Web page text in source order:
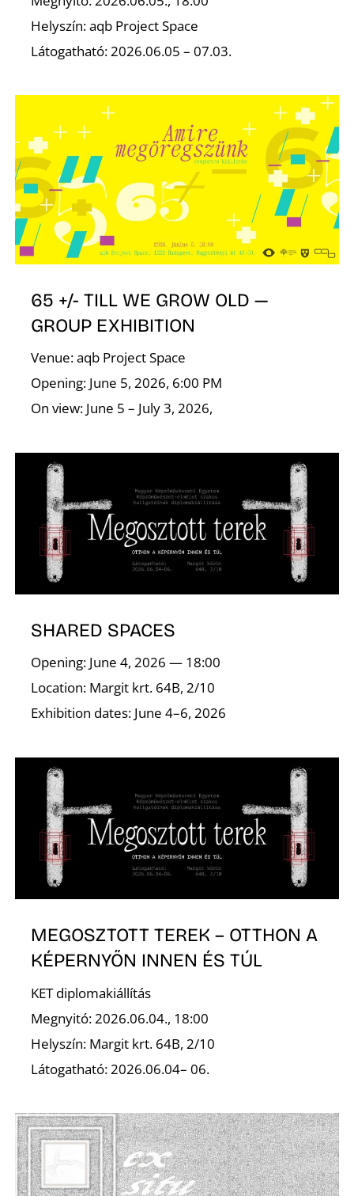
Helyszín: aqb Project Space
Látogatható: 2026.06.05 – 07.03.
65 +/- TILL WE GROW OLD —
GROUP EXHIBITION
Venue: aqb Project Space
Opening: June 5, 2026, 6:00 PM
On view: June 5 – July 3, 2026,
SHARED SPACES
Opening: June 4, 2026 — 18:00
Location: Margit krt. 64B, 2/10
Exhibition dates: June 4–6, 2026
MEGOSZTOTT TEREK – OTTHON A
KÉPERNYŐN INNEN ÉS TÚL
KET diplomakiállítás
Megnyitó: 2026.06.04., 18:00
Helyszín: Margit krt. 64B, 2/10
Látogatható: 2026.06.04– 06.